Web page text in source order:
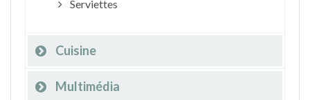
Serviettes
Cuisine
Multimédia